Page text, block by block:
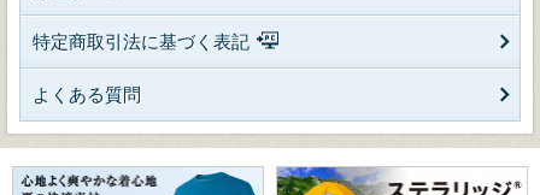
特定商取引法に基づく表記
よくある質問